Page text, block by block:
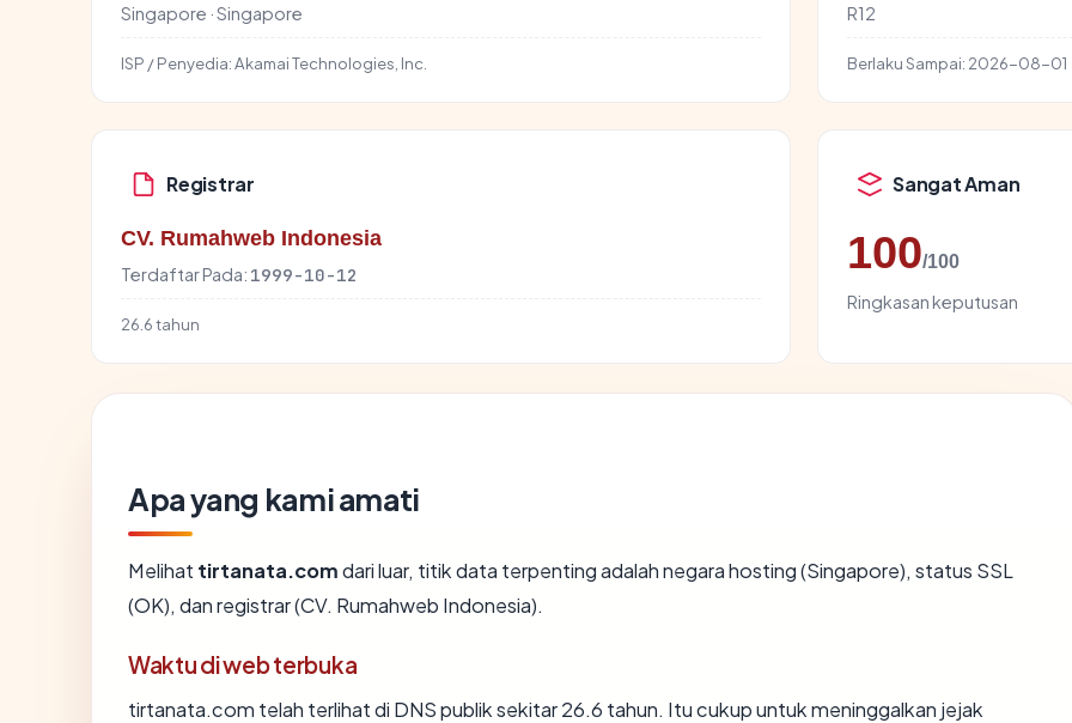
Singapore · Singapore
ISP / Penyedia:Akamai Technologies, Inc.
R12
Berlaku Sampai: 2026-08-01
Registrar
CV. Rumahweb Indonesia
Terdaftar Pada: 1999-10-12
26.6 tahun
Sangat Aman
100/100
Ringkasan keputusan
Apa yang kami amati
Melihat tirtanata.comdari luar, titik data terpenting adalah negara hosting (Singapore), status SSL
(OK), dan registrar (CV. Rumahweb Indonesia).
Waktu di web terbuka
tirtanata.com telah terlihat di DNS publik sekitar 26.6 tahun. Itu cukup untuk meninggalkan jejak